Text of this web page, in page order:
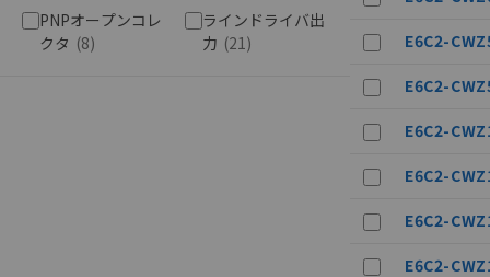
PNPオープンコレ
クタ (8)
ラインドライバ出
力 (21) E6C2-
E6C2-
E6C2-
E6C2-
E6C2-
E6C2-
○ 一定数
△ 一定数
機器販
空
白
受注生
在庫状況お
のであり、
い。
正式な納期
当社販売員
オムロン制
在庫状況お
す。
マイパーツ
ている必要
が、当社の